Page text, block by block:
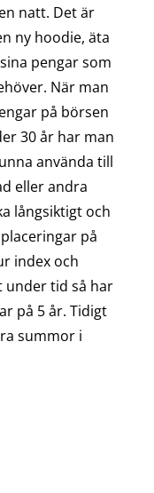
natt. Det är
ny hoodie, äta
pengar som
När man
på börsen
30 år har man
använda till
eller andra
långsiktigt och
på
index och
under tid så har
på 5 år. Tidigt
summor i